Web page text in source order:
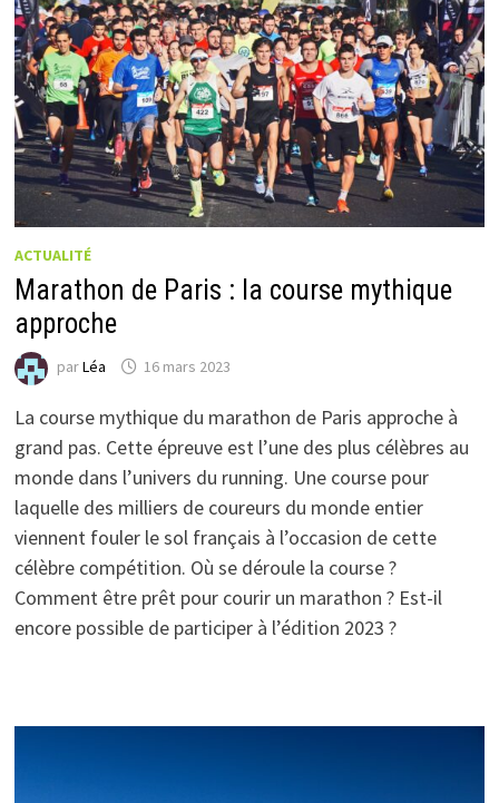
ACTUALITÉ
Marathon de Paris : la course mythique
approche
parLéa 16 mars 2023
La course mythique du marathon de Paris approche à
grand pas. Cette épreuve est l’une des plus célèbres au
monde dans l’univers du running. Une course pour
laquelle des milliers de coureurs du monde entier
viennent fouler le sol français à l’occasion de cette
célèbre compétition. Où se déroule la course ?
Comment être prêt pour courir un marathon ? Est-il
encore possible de participer à l’édition 2023 ?